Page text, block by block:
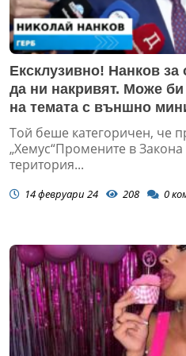
Ексклузивно! Нанков
да ни накривят. Може
на темата с външно
Той беше категоричен, че
„Хемус“Промените в Закона
територия...
14 февруари 24 208 0